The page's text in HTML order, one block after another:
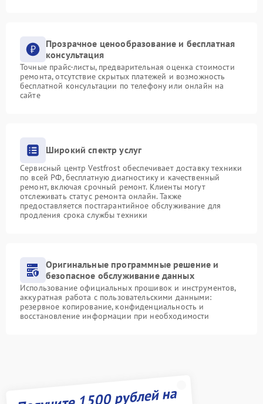
Прозрачное ценообразование и бесплатная
консультация
Точные прайс-листы, предварительная оценка стоимости
ремонта, отсутствие скрытых платежей и возможность
бесплатной консультации по телефону или онлайн на
сайте
Широкий спектр услуг
Сервисный центр Vestfrost обеспечивает доставку техники
по всей РФ, бесплатную диагностику и качественный
ремонт, включая срочный ремонт. Клиенты могут
отслеживать статус ремонта онлайн. Также
предоставляется постгарантийное обслуживание для
продления срока службы техники
Оригинальные программные решение и
безопасное обслуживание данных
Использование официальных прошивок и инструментов,
аккуратная работа с пользовательскими данными:
резервное копирование, конфиденциальность и
восстановление информации при необходимости